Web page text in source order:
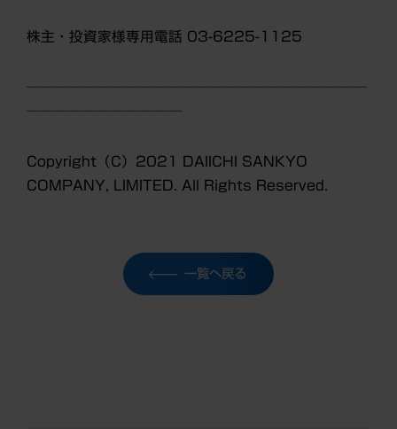
株主・投資家様専用電話 03-6225-1125
────────────────────────
───────────
Copyright （C）2021
DAIICHI SANKYO
COMPANY, LIMITED. All Rights Reserved.
一覧へ戻る